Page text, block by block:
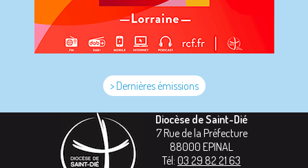
> Dernières émissions
Diocèse de Saint-Dié
7 Rue de la Préfecture
88000 EPINAL
Tél: 03 29 82 21 63